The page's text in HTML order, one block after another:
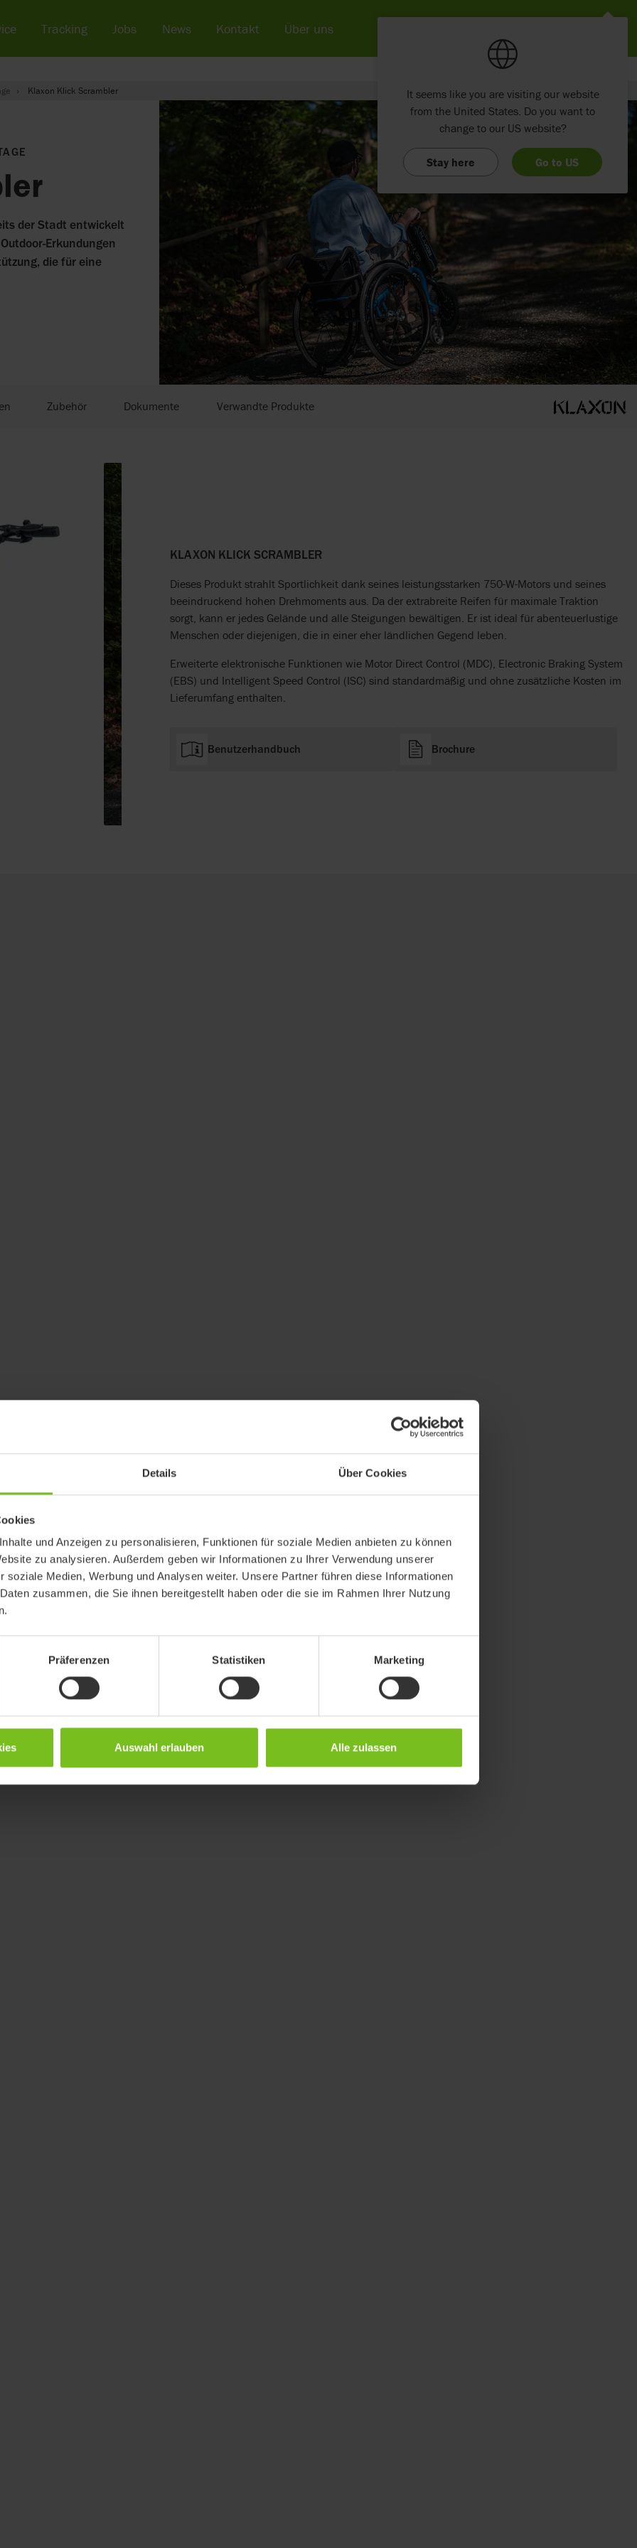
Details Über Cookies
und Anzeigen zu personalisieren, Funktionen für soziale Medien anbieten zu können
zu analysieren. Außerdem geben wir Informationen zu Ihrer Verwendung unserer
soziale Medien, Werbung und Analysen weiter. Unsere Partner führen diese Informationen
zusammen, die Sie ihnen bereitgestellt haben oder die sie im Rahmen Ihrer Nutzung
Präferenzen Statistiken Marketing
Auswahl erlauben Alle zulassen
Klaxon Klick Scrambler
der Stadt entwickelt
Erkundungen
die für eine
Zubehör Dokumente Verwandte Produkte
KLAXON KLICK SCRAMBLER
Dieses Produkt strahlt Sportlichkeit dank seines leistungsstarken 750-W-Motors und seines
beeindruckend hohen Drehmoments aus. Da der extrabreite Reifen für maximale Traktion
sorgt, kann er jedes Gelände und alle Steigungen bewältigen. Er ist ideal für abenteuerlustige
Menschen oder diejenigen, die in einer eher ländlichen Gegend leben.
Erweiterte elektronische Funktionen wie Motor Direct Control (MDC), Electronic Braking System
(EBS) und Intelligent Speed Control (ISC) sind standardmäßig und ohne zusätzliche Kosten im
Lieferumfang enthalten.
Benutzerhandbuch Brochure
Tracking Jobs News Kontakt Über uns
It seems like you are visiting our website
from the United States. Do you want to
change to our US website?
Stay here Go to US